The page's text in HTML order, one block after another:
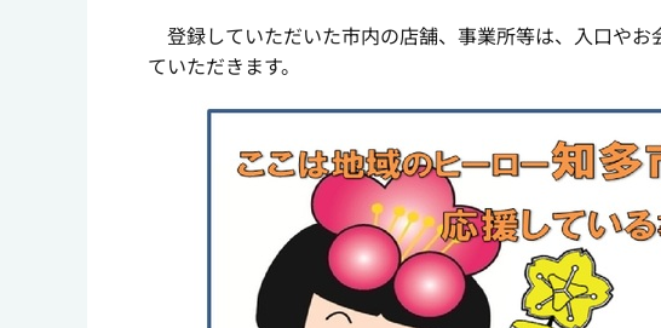
登録していただいた市内の店舗、事業所等は、入口や
ていただきます。